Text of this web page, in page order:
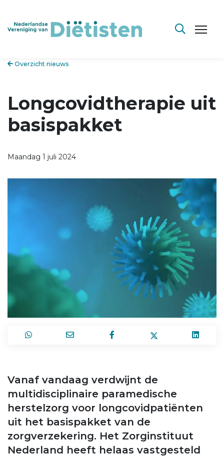
Overzicht nieuws
Longcovidtherapie uit
basispakket
Maandag 1 juli 2024
Vanaf vandaag verdwijnt de
multidisciplinaire paramedische
herstelzorg voor longcovidpatiënten
uit het basispakket van de
zorgverzekering. Het Zorginstituut
Nederland heeft helaas vastgesteld